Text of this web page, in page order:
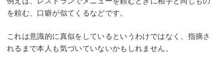
を頼む、口癖が似てくるなどです。
これは意識的に真似をしているというわけではなく、指摘さ
れるまで本人も気づいていないかもしれません。